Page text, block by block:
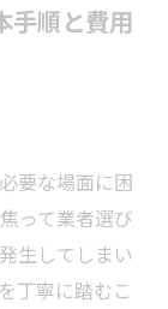
手順と費用
要な場面に困
って業者選び
生してしまい
丁寧に踏むこ